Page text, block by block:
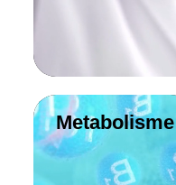
Metabolisme